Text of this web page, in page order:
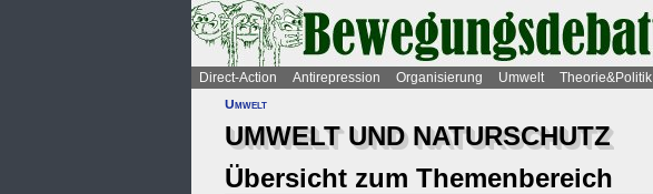
Direct-Action Antirepression Organisierung Umwelt Theorie&Politik
Umwelt
UMWELT UND NATURSCHUTZ
Übersicht zum Themenbereich